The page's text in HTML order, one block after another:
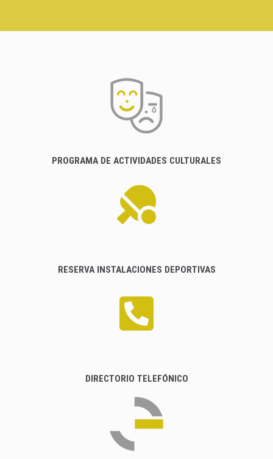
PROGRAMA DE ACTIVIDADES CULTURALES
RESERVA INSTALACIONES DEPORTIVAS
DIRECTORIO TELEFÓNICO